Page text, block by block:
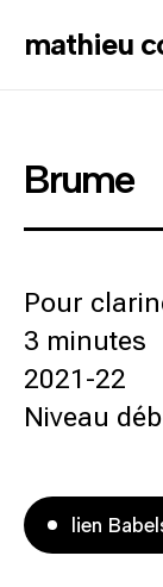
mathieu
Brume
Pour
3 minutes
2021-22
Niveau
lien